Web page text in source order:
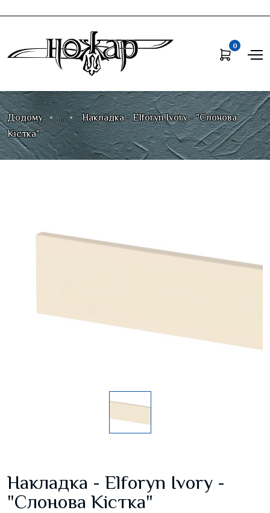
0
Додому ...
Накладка - Elforyn Ivory - "Слонова
Кістка"
Накладка - Elforyn Ivory -
"Слонова Кістка"